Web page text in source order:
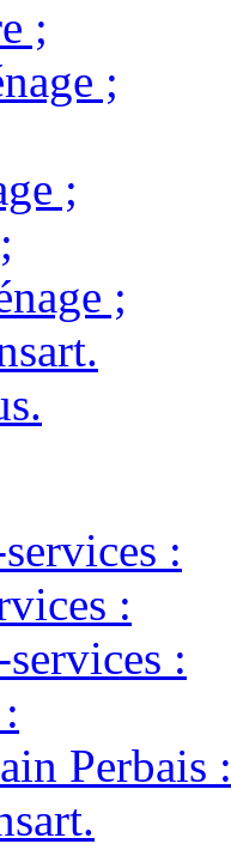
;
;
;
;
;
.
.
:
:
:
:
Perbais :
.